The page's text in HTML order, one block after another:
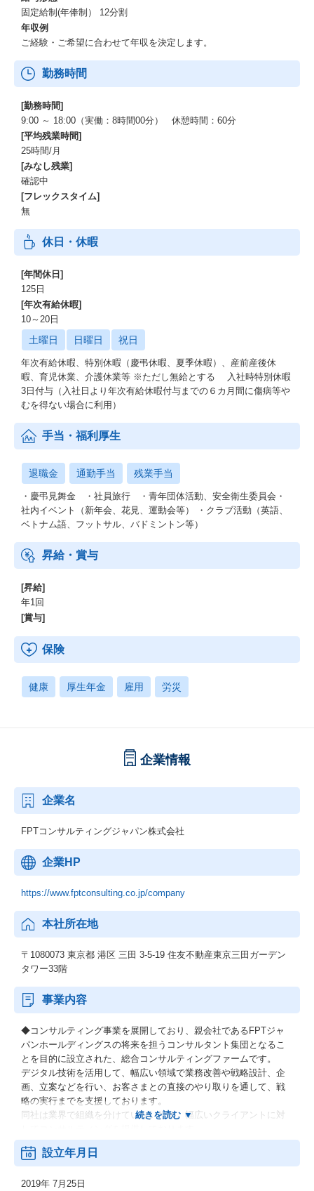
固定給制(年俸制） 12分割
年収例
ご経験・ご希望に合わせて年収を決定します。
勤務時間
[勤務時間]
9:00 ～ 18:00（実働：8時間00分） 休憩時間：60分
[平均残業時間]
25時間/月
[みなし残業]
確認中
[フレックスタイム]
無
休日・休暇
[年間休日]
125日
[年次有給休暇]
10～20日
土曜日 日曜日 祝日
年次有給休暇、特別休暇（慶弔休暇、夏季休暇）、産前産後休
暇、育児休業、介護休業等 ※ただし無給とする 入社時特別休暇
3日付与（入社日より年次有給休暇付与までの６カ月間に傷病等や
むを得ない場合に利用）
手当・福利厚生
退職金 通勤手当 残業手当
・慶弔見舞金 ・社員旅行 ・青年団体活動、安全衛生委員会・
社内イベント（新年会、花見、運動会等） ・クラブ活動（英語、
ベトナム語、フットサル、バドミントン等）
昇給・賞与
[昇給]
年1回
[賞与]
保険
健康 厚生年金 雇用 労災
企業情報
企業名
FPTコンサルティングジャパン株式会社
企業HP
https://www.fptconsulting.co.jp/company
本社所在地
〒1080073 東京都 港区 三田 3-5-19 住友不動産東京三田ガーデン
タワー33階
事業内容
◆コンサルティング事業を展開しており、親会社であるFPTジャ
パンホールディングスの将来を担うコンサルタント集団となるこ
とを目的に設立された、総合コンサルティングファームです。
デジタル技術を活用して、幅広い領域で業務改善や戦略設計、企
画、立案などを行い、お客さまとの直接のやり取りを通して、戦
略の実行までを支援しております。
同社は業界で組織を分けていないため、幅広いクライアントに対
【ソリューション例】
・ERP/SAP
設立年月日
2019年 7月25日